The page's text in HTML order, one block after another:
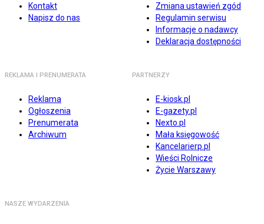
Kontakt
Napisz do nas
Zmiana ustawień zgód
Regulamin serwisu
Informacje o nadawcy
Deklaracja dostępności
REKLAMA I PRENUMERATA
Reklama
Ogłoszenia
Prenumerata
Archiwum
PARTNERZY
E-kiosk.pl
E-gazety.pl
Nexto.pl
Mała księgowość
Kancelarierp.pl
Wieści Rolnicze
Życie Warszawy
NASZE WYDARZENIA